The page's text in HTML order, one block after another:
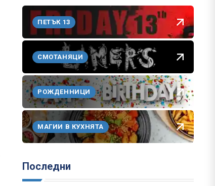
ПЕТЪК 13
СМОТАНЯЦИ
РОЖДЕННИЦИ
МАГИИ В КУХНЯТА
Последни